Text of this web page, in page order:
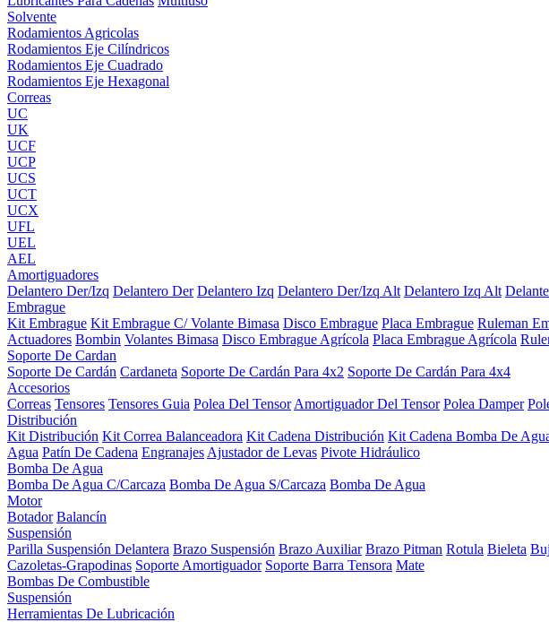
Solvente
Rodamientos Agricolas
Rodamientos Eje Cilíndricos
Rodamientos Eje Cuadrado
Rodamientos Eje Hexagonal
Correas
UC
UK
UCF
UCP
UCS
UCT
UCX
UFL
UEL
AEL
Amortiguadores
Delantero Der/Izq Delantero Der Delantero Izq Delantero Der/Izq Alt Delantero Izq Alt
Embrague
Kit Embrague Kit Embrague C/ Volante Bimasa Disco Embrague Placa Embrague Ruleman
Actuadores Bombin Volantes Bimasa Disco Embrague Agrícola Placa Embrague Agrícola
Soporte De Cardan
Soporte De Cardán Cardaneta Soporte De Cardán Para 4x2 Soporte De Cardán Para 4x4
Accesorios
Correas Tensores Tensores Guia Polea Del Tensor Amortiguador Del Tensor Polea Damper
Distribución
Kit Distribución Kit Correa Balanceadora Kit Cadena Distribución Kit Cadena Bomba De
Agua Patín De Cadena Engranajes Ajustador de Levas Pivote Hidráulico
Bomba De Agua
Bomba De Agua C/Carcaza Bomba De Agua S/Carcaza Bomba De Agua
Motor
Botador Balancín
Suspensión
Parilla Suspensión Delantera Brazo Suspensión Brazo Auxiliar Brazo Pitman Rotula Bieleta
Cazoletas-Grapodinas Soporte Amortiguador Soporte Barra Tensora Mate
Bombas De Combustible
Suspensión
Herramientas De Lubricación